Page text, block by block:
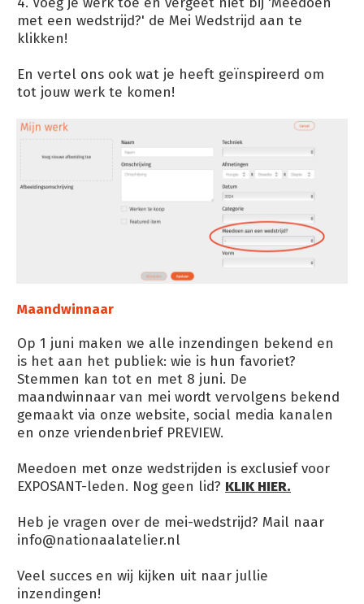
met een wedstrijd?' de Mei Wedstrijd aan te
klikken!
En vertel ons ook wat je heeft geïnspireerd om
tot jouw werk te komen!
Maandwinnaar
Op 1 juni maken we alle inzendingen bekend en
is het aan het publiek: wie is hun favoriet?
Stemmen kan tot en met 8 juni. De
maandwinnaar van mei wordt vervolgens bekend
gemaakt via onze website, social media kanalen
en onze vriendenbrief PREVIEW.
Meedoen met onze wedstrijden is exclusief voor
EXPOSANT-leden. Nog geen lid? KLIK HIER.
Heb je vragen over de mei-wedstrijd? Mail naar
info@nationaalatelier.nl
Veel succes en wij kijken uit naar jullie
inzendingen!